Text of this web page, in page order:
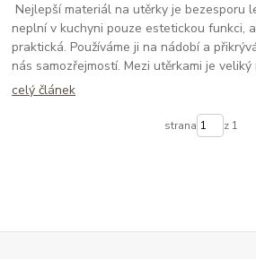
Nejlepší materiál na utěrky je bezesporu
neplní v kuchyni pouze estetickou funkci,
praktická. Používáme ji na nádobí a
nás samozřejmostí. Mezi utěrkami je veliký
celý článek
strana z 1